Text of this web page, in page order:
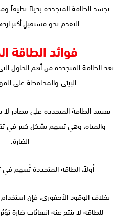
تجسد الطاقة المتجددة بديلاً نظيفاً
التقدم نحو مستقبلٍ أكثر
فوائد الطاقة
تعد الطاقة المتجددة من أهم الحلول
البيئي والمحافظة على
تعتمد الطاقة المتجددة على مصادر لا
والمياه، وهي تسهم بشكل كبير في
الضارة.
أولاً، الطاقة المتجددة تُسهم في
بخلاف الوقود الأحفوري، فإن
للطاقة لا ينتج عنه انبعاثات ضارة